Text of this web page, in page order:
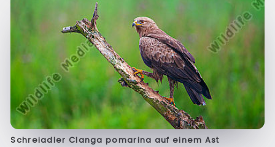
Schreiadler Clanga pomarina auf einem Ast